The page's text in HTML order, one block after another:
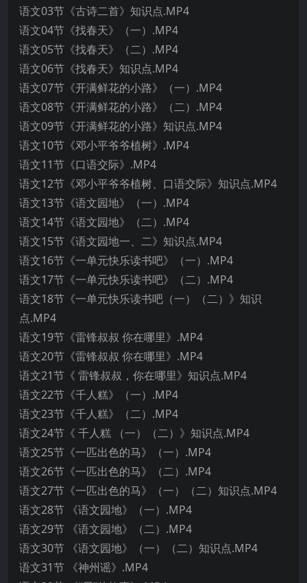
语文03节《古诗二首》知识点.MP4
语文04节《找春天》（一）.MP4
语文05节《找春天》（二）.MP4
语文06节《找春天》知识点.MP4
语文07节《开满鲜花的小路》（一）.MP4
语文08节《开满鲜花的小路》（二）.MP4
语文09节《开满鲜花的小路》知识点.MP4
语文10节《邓小平爷爷植树》.MP4
语文11节《口语交际》.MP4
语文12节《邓小平爷爷植树、口语交际》知识点.MP4
语文13节《语文园地》（一）.MP4
语文14节《语文园地》（二）.MP4
语文15节《语文园地一、二》知识点.MP4
语文16节《一单元快乐读书吧》（一）.MP4
语文17节《一单元快乐读书吧》（二）.MP4
语文18节《一单元快乐读书吧（一）（二）》知识
点.MP4
语文19节《雷锋叔叔 你在哪里》.MP4
语文20节《雷锋叔叔 你在哪里》.MP4
语文21节《 雷锋叔叔，你在哪里》知识点.MP4
语文22节《千人糕》（一）.MP4
语文23节《千人糕》（二）.MP4
语文24节《 千人糕 （一）（二）》知识点.MP4
语文25节《一匹出色的马》（一）.MP4
语文26节《一匹出色的马》（二）.MP4
语文27节《一匹出色的马》（一）（二）知识点.MP4
语文28节 《语文园地》（一）.MP4
语文29节 《语文园地》（二）.MP4
语文30节 《语文园地》（一）（二）知识点.MP4
语文31节 《神州谣》.MP4